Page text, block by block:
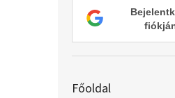
Főoldal